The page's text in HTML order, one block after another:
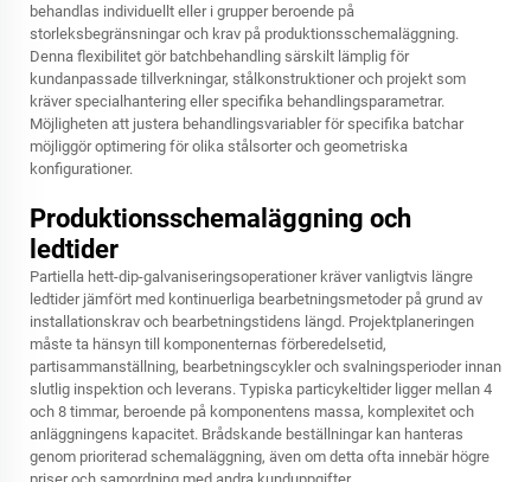
behandlas individuellt eller i grupper beroende på
storleksbegränsningar och krav på produktionsschemaläggning.
Denna flexibilitet gör batchbehandling särskilt lämplig för
kundanpassade tillverkningar, stålkonstruktioner och projekt som
kräver specialhantering eller specifika behandlingsparametrar.
Möjligheten att justera behandlingsvariabler för specifika batchar
möjliggör optimering för olika stålsorter och geometriska
konfigurationer.
Produktionsschemaläggning och
ledtider
Partiella hett-dip-galvaniseringsoperationer kräver vanligtvis längre
ledtider jämfört med kontinuerliga bearbetningsmetoder på grund av
installationskrav och bearbetningstidens längd. Projektplaneringen
måste ta hänsyn till komponenternas förberedelsetid,
partisammanställning, bearbetningscykler och svalningsperioder innan
slutlig inspektion och leverans. Typiska particykeltider ligger mellan 4
och 8 timmar, beroende på komponentens massa, komplexitet och
anläggningens kapacitet. Brådskande beställningar kan hanteras
genom prioriterad schemaläggning, även om detta ofta innebär högre